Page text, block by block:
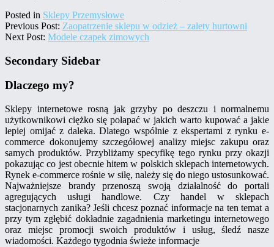
Posted in Sklepy Przemysłowe
Previous Post: Zaopatrzenie sklepu w odzież – zalety hurtowni
Next Post: Modele czapek zimowych
Secondary Sidebar
Dlaczego my?
Sklepy internetowe rosną jak grzyby po deszczu i normalnemu
użytkownikowi ciężko się połapać w jakich warto kupować a jakie
lepiej omijać z daleka. Dlatego wspólnie z ekspertami z rynku e-
commerce dokonujemy szczegółowej analizy miejsc zakupu oraz
samych produktów. Przybliżamy specyfikę tego rynku przy okazji
pokazując co jest obecnie hitem w polskich sklepach internetowych.
Rynek e-commerce rośnie w siłę, należy się do niego ustosunkować.
Najważniejsze brandy przenoszą swoją działalność do portali
agregujących usługi handlowe. Czy handel w sklepach
stacjonarnych zanika? Jeśli chcesz poznać informacje na ten temat a
przy tym zgłębić dokładnie zagadnienia marketingu internetowego
oraz miejsc promocji swoich produktów i usług, śledź nasze
wiadomości. Każdego tygodnia świeże informacje